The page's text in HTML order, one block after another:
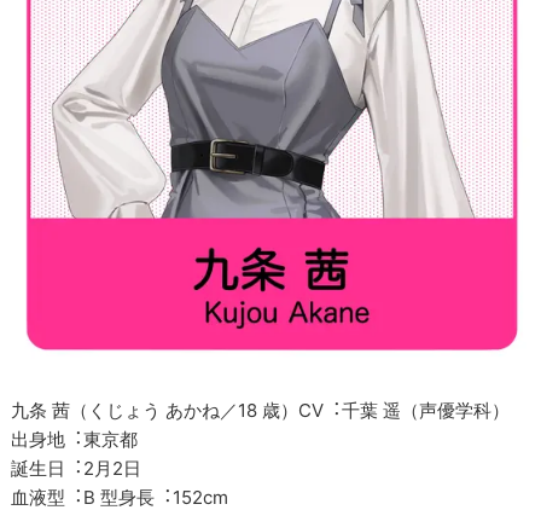
九条 茜（くじょう あかね／18 歳）CV︓千葉 遥（声優学科）
出身地︓東京都
誕生日︓2月2日
⾎液型︓B 型身長︓152cm